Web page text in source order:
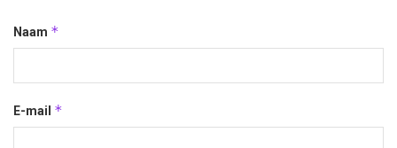
Naam *
E-mail *